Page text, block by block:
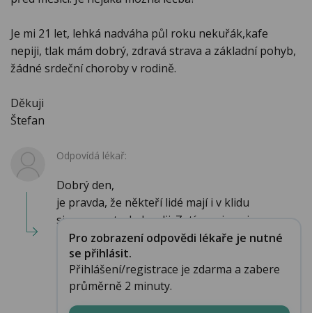
Je mi 21 let, lehká nadváha půl roku nekuřák,kafe
nepiji, tlak mám dobrý, zdravá strava a základní pohyb,
žádné srdeční choroby v rodině.
Děkuji
Štefan
Odpovídá lékař:
Dobrý den,
je pravda, že někteří lidé mají i v klidu
sinusovou tachykardii. Zatím nejsou j...
Pro zobrazení odpovědi lékaře je nutné
se přihlásit.
Přihlášení/registrace je zdarma a zabere
průměrně 2 minuty.